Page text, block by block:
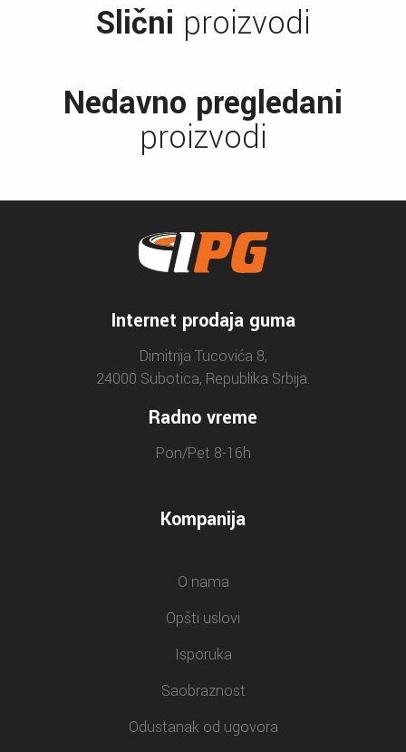
Slični proizvodi
Nedavno pregledani
proizvodi
Internet prodaja guma
Dimitrija Tucovića 8,
24000 Subotica, Republika Srbija.
Radno vreme
Pon/Pet 8-16h
Kompanija
O nama
Opšti uslovi
Isporuka
Saobraznost
Odustanak od ugovora